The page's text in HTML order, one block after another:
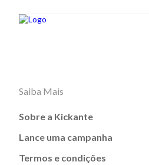
Saiba Mais
Sobre a Kickante
Lance uma campanha
Termos e condições